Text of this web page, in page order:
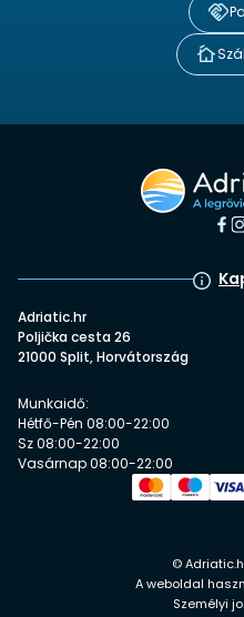
Adriatic.hr
Poljička cesta 26
21000 Split, Horvátország
Munkaidő:
Hétfő-Pén 08:00-22:00
Sz 08:00-22:00
Vasárnap 08:00-22:00
©
A weboldal
Személyi